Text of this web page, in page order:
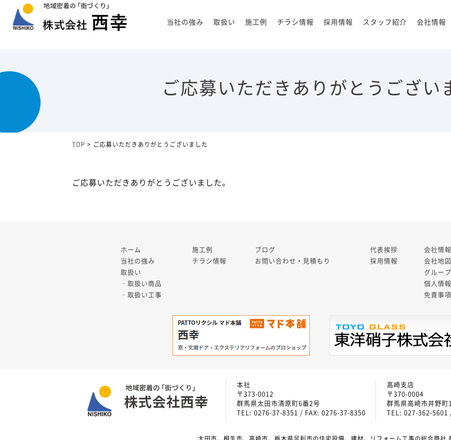
当社の強み 取扱い 施工例 チラシ情報 採用情報 スタッフ紹介 会社情報
ご応募いただきありがとうござい
TOP > ご応募いただきありがとうございました
ご応募いただきありがとうございました。
ホーム
当社の強み
取扱い
‐取扱い商品
‐取扱い工事
施工例
チラシ情報
ブログ
お問い合わせ・見積もり
代表挨拶
採用情報
会社情報
会社地図
グルー
個人情
免責事項
本社
〒373-0012
群馬県太田市清原町6番2号
TEL: 0276-37-8351 / FAX: 0276-37-8350
高崎支店
〒370-0004
群馬県高崎市井野町
TEL: 027-362-5601
太田市、桐生市、高崎市、栃木県足利市の住宅設備、建材、リフォーム工事の総合商社